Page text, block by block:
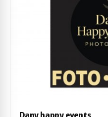
Dany happy events